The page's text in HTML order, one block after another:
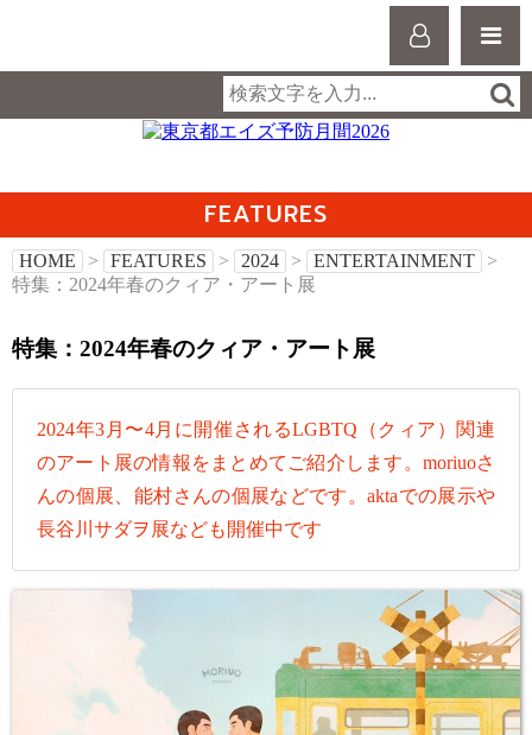
FEATURES
HOME > FEATURES > 2024 > ENTERTAINMENT
>
特集：2024年春のクィア・アート展
特集：2024年春のクィア・アート展
2024年3月〜4月に開催されるLGBTQ（クィア）関連
のアート展の情報をまとめてご紹介します。moriuoさ
んの個展、能村さんの個展などです。aktaでの展示や
長谷川サダヲ展なども開催中です